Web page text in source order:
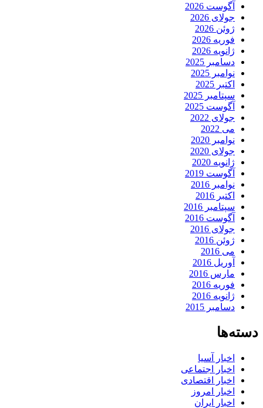
آگوست 2026
جولای 2026
ژوئن 2026
فوریه 2026
ژانویه 2026
دسامبر 2025
نوامبر 2025
اکتبر 2025
سپتامبر 2025
آگوست 2025
جولای 2022
می 2022
نوامبر 2020
جولای 2020
ژانویه 2020
آگوست 2019
نوامبر 2016
اکتبر 2016
سپتامبر 2016
آگوست 2016
جولای 2016
ژوئن 2016
می 2016
آوریل 2016
مارس 2016
فوریه 2016
ژانویه 2016
دسامبر 2015
دسته‌ها
اخبار آسیا
اخبار اجتماعی
اخبار اقتصادی
اخبار امروز
اخبار ایران